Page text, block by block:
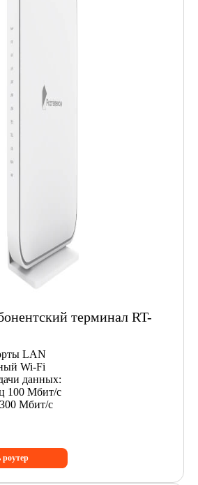
терминал RT-
LAN
Wi-Fi
данных:
100 Мбит/с
Мбит/с